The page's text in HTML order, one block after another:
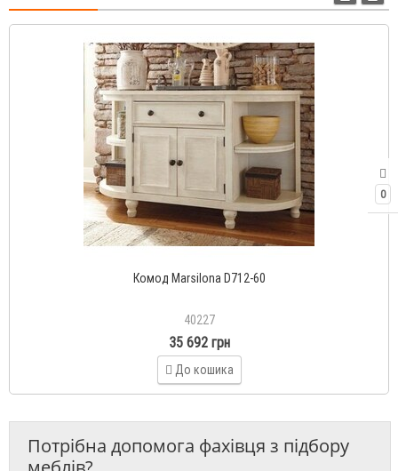
0
Комод Marsilona D712-60
40227
35 692 грн
До кошика
Потрібна допомога фахівця з підбору